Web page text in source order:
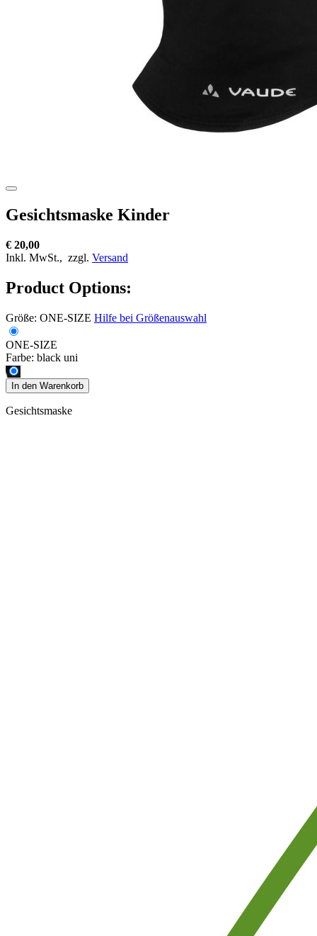
Gesichtsmaske Kinder
€ 20,00
Inkl. MwSt., zzgl. Versand
Product Options:
Größe: ONE-SIZE Hilfe bei Größenauswahl
ONE-SIZE
Farbe: black uni
In den Warenkorb
Gesichtsmaske